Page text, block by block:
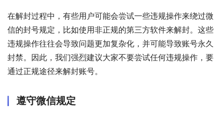
在解封过程中，有些用户可能会尝试一些违规操作来绕过微
信的封号规定，比如使用非正规的第三方软件来解封。这些
违规操作往往会导致问题更加复杂化，并可能导致账号永久
封禁。因此，我们强烈建议大家不要尝试任何违规操作，要
通过正规途径来解封账号。
遵守微信规定